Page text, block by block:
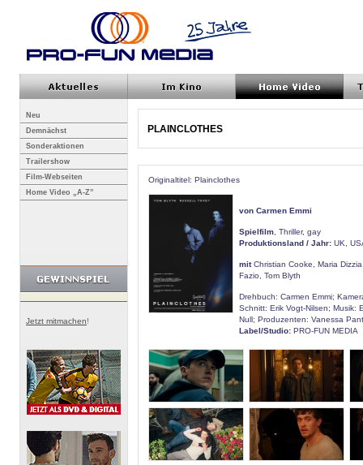
Neu
Demnächst
Sonderaktionen
Trailershow
Film-Webseiten
Home Video „A-Z”
Jetzt mitmachen!
PLAINCLOTHES
Originaltitel: Plainclothes
von Carmen Emmi
Spielfilm , Thriller, gay
Produktionsland / Jahr: UK,
mitChristian Cooke, Maria
Fazio, Tom Blyth
Drehbuch: Carmen Emmi;
Schnitt: Erik Vogt-Nilsen; Musik:
Null; Produzenten: Vanessa
Label/Studio: PRO-FUN MEDIA